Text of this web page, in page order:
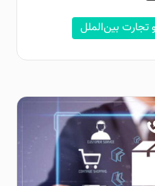
و تجارت بین‌الملل